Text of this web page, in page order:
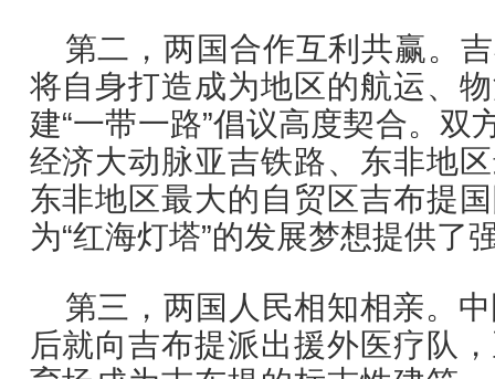
第二，两国合作互利共赢。
将自身打造成为地区的航运、
建“一带一路”倡议高度契合。
经济大动脉亚吉铁路、东非地
东非地区最大的自贸区吉布提
为“红海灯塔”的发展梦想提供了
第三，两国人民相知相亲。
后就向吉布提派出援外医疗队